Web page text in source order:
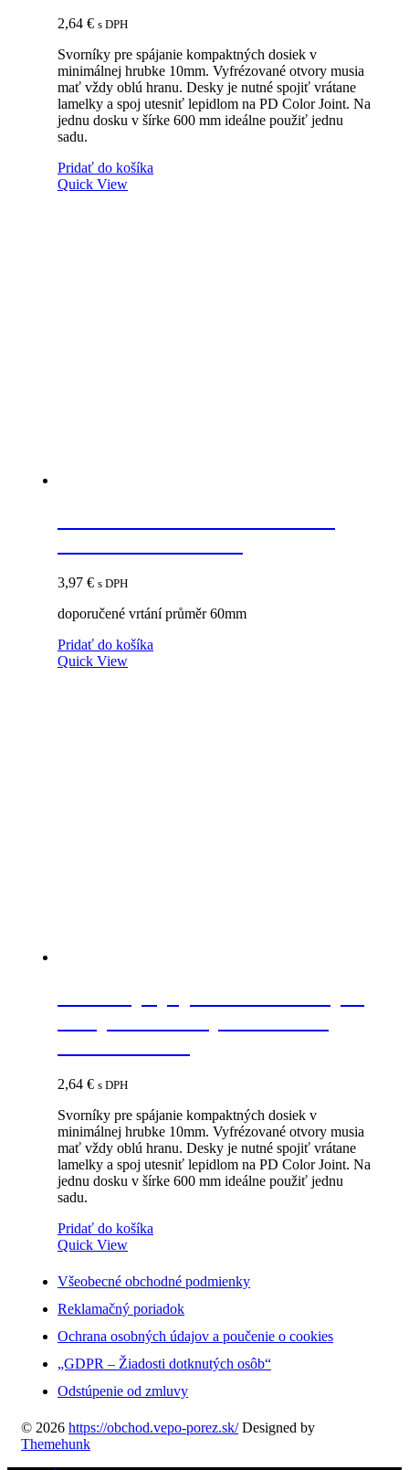
2,64 € s DPH
Svorníky pre spájanie kompaktných dosiek v
minimálnej hrubke 10mm. Vyfrézované otvory musia
mať vždy oblú hranu. Desky je nutné spojiť vrátane
lamelky a spoj utesniť lepidlom na PD Color Joint. Na
jednu dosku v šírke 600 mm ideálne použiť jednu
sadu.
Pridať do košíka
Quick View
3,97 € s DPH
doporučené vrtání průměr 60mm
Pridať do košíka
Quick View
2,64 € s DPH
Svorníky pre spájanie kompaktných dosiek v
minimálnej hrubke 10mm. Vyfrézované otvory musia
mať vždy oblú hranu. Desky je nutné spojiť vrátane
lamelky a spoj utesniť lepidlom na PD Color Joint. Na
jednu dosku v šírke 600 mm ideálne použiť jednu
sadu.
Pridať do košíka
Quick View
Všeobecné obchodné podmienky
Reklamačný poriadok
Ochrana osobných údajov a poučenie o cookies
„GDPR – Žiadosti dotknutých osôb“
Odstúpenie od zmluvy
© 2026 https://obchod.vepo-porez.sk/ Designed by
Themehunk